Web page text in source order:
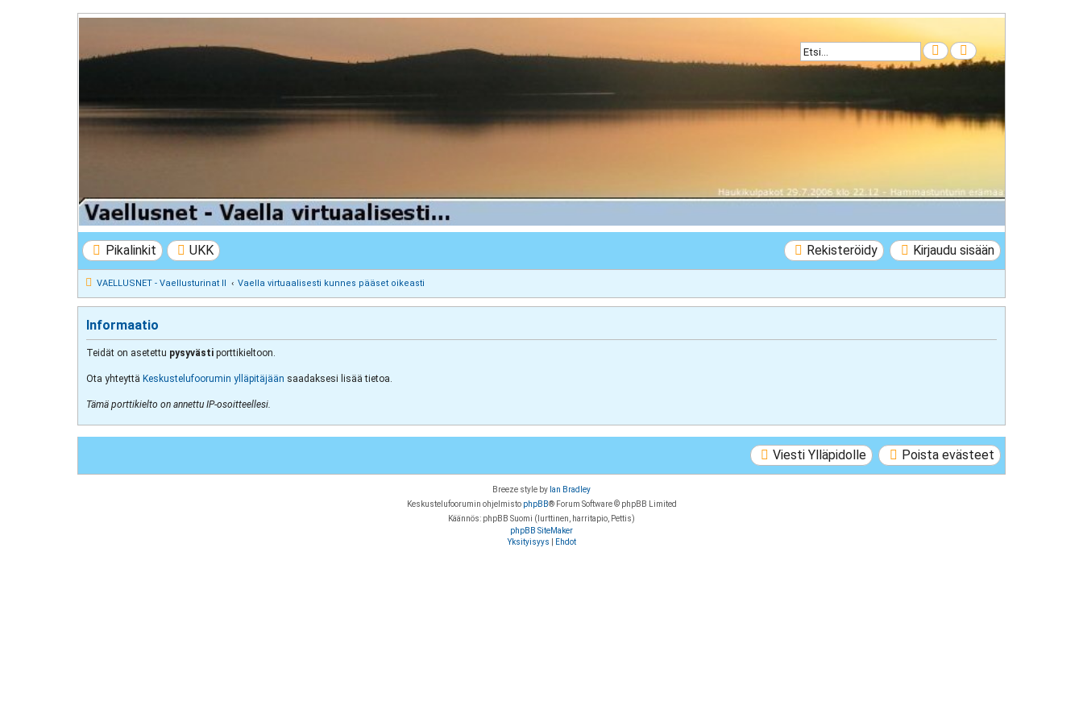
Etsi Tarkennettu haku
VAELLUSNET - Vaellusturinat II
Keskustelua vaeltamisesta ja Lapista
Pikalinkit UKK Kirjaudu sisään
Rekisteröidy
VAELLUSNET - Vaellusturinat II Vaella virtuaalisesti kunnes pääset oikeasti
Informaatio
Teidät on asetettu pysyvästi porttikieltoon.
Ota yhteyttä Keskustelufoorumin ylläpitäjään saadaksesi lisää tietoa.
Tämä porttikielto on annettu IP-osoitteellesi.
Poista evästeet
Viesti Ylläpidolle
Breeze style by Ian Bradley
Keskustelufoorumin ohjelmisto phpBB® Forum Software © phpBB Limited
Käännös: phpBB Suomi (lurttinen, harritapio, Pettis)
phpBB SiteMaker
Yksityisyys
Ehdot